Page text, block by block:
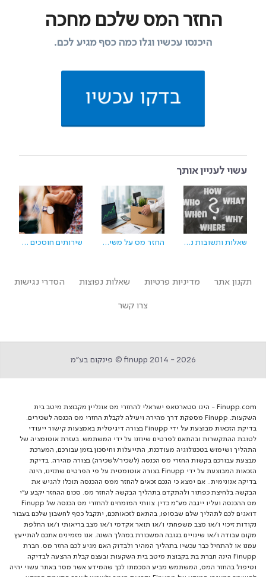
החזר המס שלכם מחכה
היכנסו עכשיו וגלו כמה כסף מגיע לכם.
בדקו עכשיו
עשוי לעניין אותך
שאלות ותשובות נפוצות על החזרי מס החזר מס על משיכת פיצויים: הכסף שמחכה לכם בגלל חישוב שגוי שירותים חוסכים בזמן – כי לא הכל בחיים זה החזרי מס
תקנון אתר מדיניות פרטיות שאלות נפוצות הסדרי נגישות
צרו קשר
finupp 2014 - 2026 © פינקום בע״מ
Finupp.com - הינו סטארטאפ ישראלי להחזרי מס אונליין מקבוצת מיטב בית
השקעות. Finupp מספקת דרך מהירה ויעילה לקבלת החזרי מס הכנסה לשכירים.
בדיקת הזכאות מבוצעת על ידי Finupp בצורה דיגיטלית באמצעות קישור ייעודי
לטובת ההתקשרות ובהתאם לפרטים שיוזנו על ידי המשתמש. בעזרת אוטומציה של
התהליך ושימוש בטכנולוגיה מעודכנת, התייעלות וחיסכון בזמן עבורכם, המערכת
מבצעת עבורכם בקשות החזרי מס הכנסה (לשכיר/לשכירה) בצורה מהירה. בדיקת
הזכאות המבוצעת על ידי Finupp בצורה אוטומטית על פי הפרטים שתזינו, הינה
בדיקה אנונימית.. אם ימצא כי הנכם זכאים להחזר ממס ההכנסה תוכלו להגיש את
הבקשה בלחיצת כפתור ולהתקדם בתהליך הבקשה להחזר מס. סכום ההחזר יקבע ע"י
מס ההכנסה ועליו ייגבה מע"מ כדין. צוותי המומחים להחזרי מס הכנסה של Finupp
דואגים לכם לתהליך שלם שבסופו, בהתאם לזכאותכם, יתקבל כסף לחשבון שלכם בעבור
נקודות זיכוי ו/או מצב משפחתי ו/או תואר אקדמי ו/או מצב בריאותי ו/או החלפת
מקום עבודה ו/או שינויים בגובה המשכורת במהלך השנה. אנו מזמינים אתכם להתייעץ
עמנו או להתחיל כבר עכשיו בתהליך המהיר ולבדוק האם מגיע לכם החזר מס. חברת
Finupp הינה חברת בת בקבוצת מיטב בית השקעות ובעצם קבלת ההצעה לבדיקה
וטיפול בהחזר המס, המשתמש מביע הסכמתו לכך שהמידע אשר מסר באתר עשוי יהיה